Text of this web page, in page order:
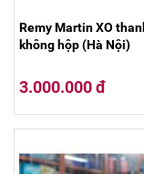
Remy Martin XO
không hộp (Hà Nội)
3.000.000 đ